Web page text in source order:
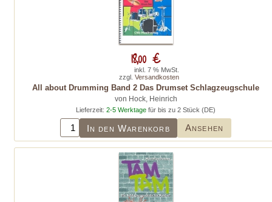
All about Drumming Band 2 Das Drumset Schlagzeugschule
von Hock, Heinrich
Lieferzeit: 2-5 Werktage für bis zu 2 Stück (DE)
In den Warenkorb Ansehen
18,00 €
inkl. 7 % MwSt.
zzgl. Versandkosten